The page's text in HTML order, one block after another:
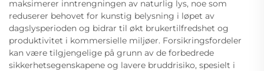
maksimerer inntrengningen av naturlig lys, noe som
reduserer behovet for kunstig belysning i løpet av
dagslysperioden og bidrar til økt brukertilfredshet og
produktivitet i kommersielle miljøer. Forsikringsfordeler
kan være tilgjengelige på grunn av de forbedrede
sikkerhetsegenskapene og lavere bruddrisiko, spesielt i